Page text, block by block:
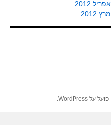
אפריל 2012
מרץ 2012
פועל על WordPress.